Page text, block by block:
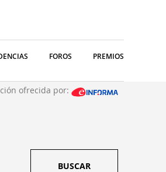
FOROS PREMIOS
ofrecida por:
BUSCAR